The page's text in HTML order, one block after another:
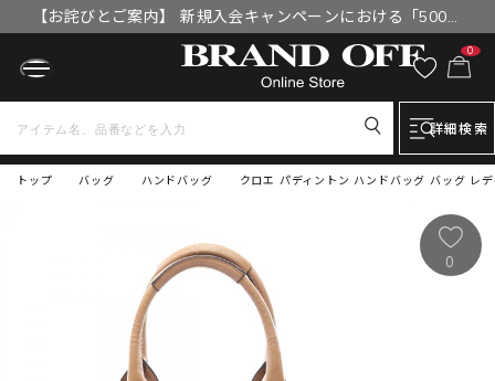
【お詫びとご案内】 新規入会キャンペーンにおける「500円
OFFクーポン」付与漏れと補填について
0
詳細検索
トップ クロエ パディントン ハンドバッグ バッグ レ
バッグ ハンドバッグ
0